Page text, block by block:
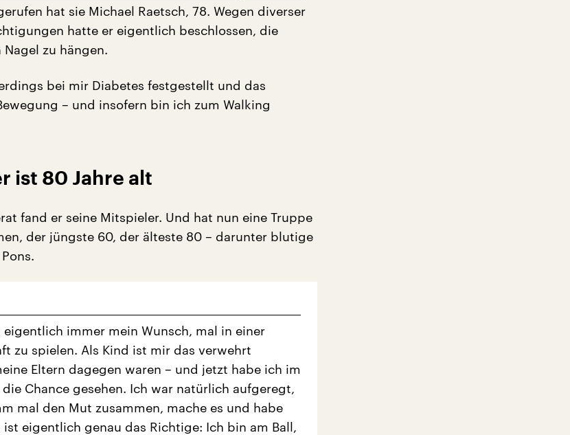
hat sie Michael Raetsch, 78. Wegen diverser
hatte er eigentlich beschlossen, die
zu hängen.
bei mir Diabetes festgestellt und das
– und insofern bin ich zum Walking
ist 80 Jahre alt
fand er seine Mitspieler. Und hat nun eine Truppe
der jüngste 60, der älteste 80 – darunter blutige
eigentlich immer mein Wunsch, mal in einer
zu spielen. Als Kind ist mir das verwehrt
Eltern dagegen waren – und jetzt habe ich im
Chance gesehen. Ich war natürlich aufgeregt,
mal den Mut zusammen, mache es und habe
ist eigentlich genau das Richtige: Ich bin am Ball,